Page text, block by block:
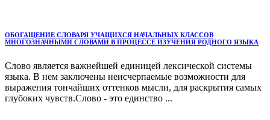
ОБОГАЩЕНИЕ СЛОВАРЯ УЧАЩИХСЯ НАЧАЛЬНЫХ КЛАССОВ
МНОГОЗНАЧНЫМИ СЛОВАМИ В ПРОЦЕССЕ ИЗУЧЕНИЯ РОДНОГО ЯЗЫКА
Слово является важнейшей единицей лексической системы
языка. В нем заключены неисчерпаемые возможности для
выражения тончайших оттенков мысли, для раскрытия самых
глубоких чувств.Слово - это единство ...